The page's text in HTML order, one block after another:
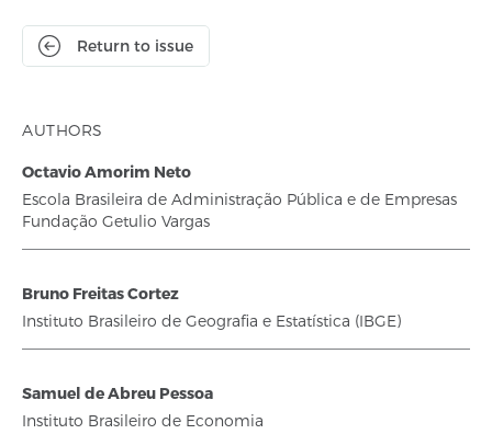
Return to issue
AUTHORS
Octavio Amorim Neto
Escola Brasileira de Administração Pública e de Empresas
Fundação Getulio Vargas
Bruno Freitas Cortez
Instituto Brasileiro de Geografia e Estatística (IBGE)
Samuel de Abreu Pessoa
Instituto Brasileiro de Economia